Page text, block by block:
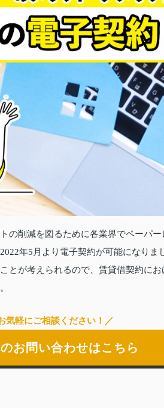
の削減を図るために各業界でペーパー
年5月より電子契約が可能になりま
とが考えられるので、賃貸借契約に
気軽にご相談ください！／
お問い合わせはこちら